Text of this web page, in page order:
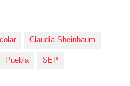
Claudia Sheinbaum
Puebla SEP